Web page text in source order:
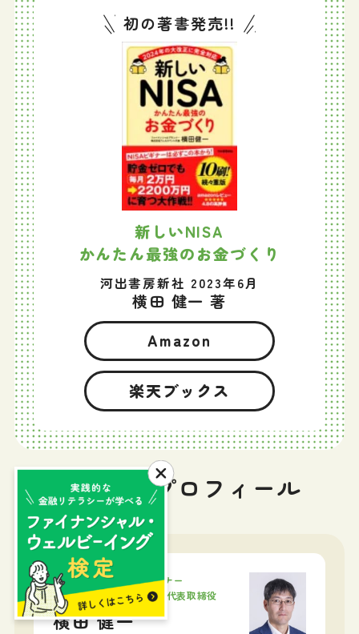
初の著書発売!!
新しいNISA
かんたん最強のお金づくり
河出書房新社 2023年6月
横田 健一 著
Amazon
楽天ブックス
筆者プロフィール
ファイナンシャルプランナー
株式会社ウェルスペント 代表取締役
横田 健一